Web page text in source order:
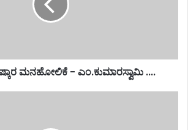
ಮನಹೋಲಿಕೆ - ಎಂ.ಕುಮಾರಸ್ವಾಮಿ ....